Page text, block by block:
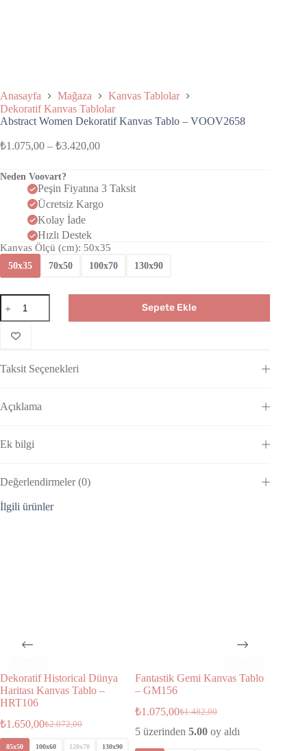
Anasayfa Mağaza
Kanvas Tablolar
Dekoratif Kanvas Tablolar
Abstract Women Dekoratif Kanvas Tablo – VOOV2658
₺1.075,00 – ₺3.420,00
Neden Voovart?
Peşin Fiyatına 3 Taksit
Ücretsiz Kargo
Kolay İade
Hızlı Destek
Kanvas Ölçü (cm): 50x35
50x35 70x50 100x70 130x90
Sepete Ekle
Taksit Seçenekleri
Açıklama
Ek bilgi
Değerlendirmeler (0)
İlgili ürünler
Dekoratif Historical Dünya
Haritası Kanvas Tablo –
HRT106
₺2.072,00
₺1.650,00
85x50 100x60 120x70 130x90
Fantastik Gemi Kanvas Tablo
– GM156
₺1.482,00
₺1.075,00
5 üzerinden5.00 oy aldı